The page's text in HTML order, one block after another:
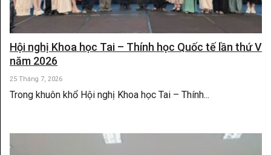
Hội nghị Khoa học Tai – Thính học Quốc tế lần thứ V
năm 2026
25 Tháng 7, 2026
Trong khuôn khổ Hội nghị Khoa học Tai – Thính...